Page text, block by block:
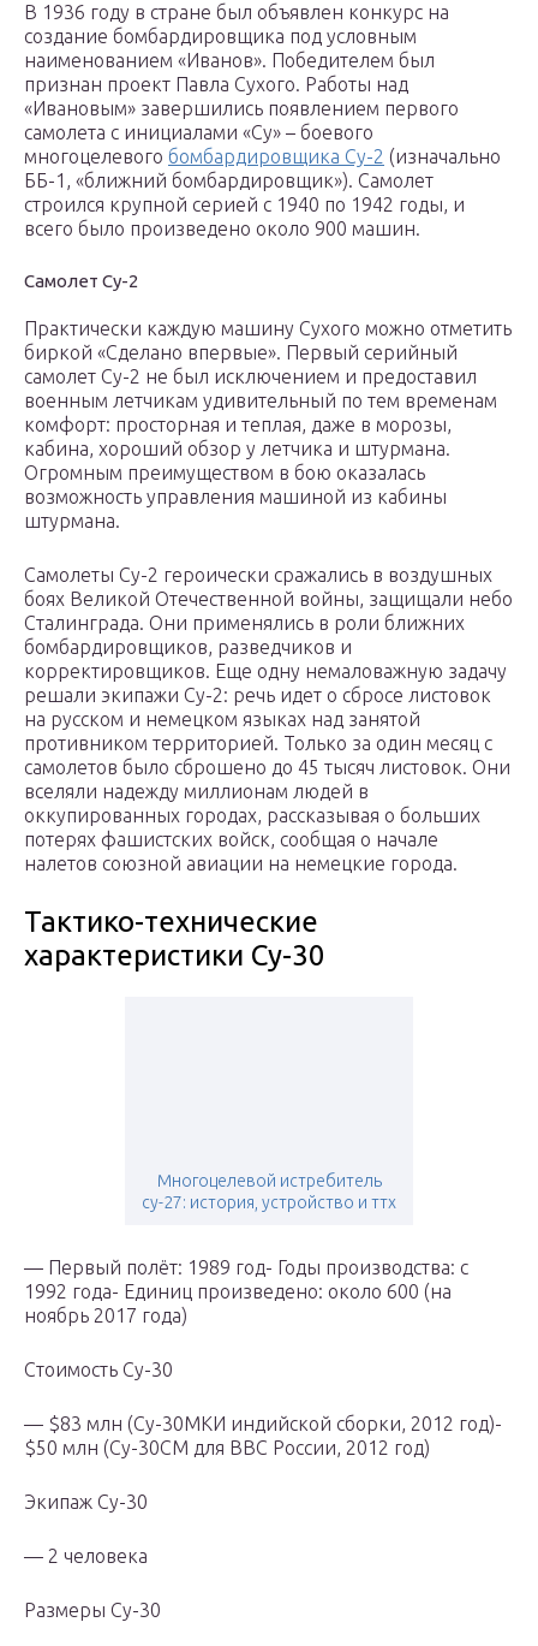
В 1936 году в стране был объявлен конкурс на
создание бомбардировщика под условным
наименованием «Иванов». Победителем был
признан проект Павла Сухого. Работы над
«Ивановым» завершились появлением первого
самолета с инициалами «Су» – боевого
многоцелевого бомбардировщика Су-2 (изначально
ББ-1, «ближний бомбардировщик»). Самолет
строился крупной серией с 1940 по 1942 годы, и
всего было произведено около 900 машин.
Самолет Су-2
Практически каждую машину Сухого можно отметить
биркой «Сделано впервые». Первый серийный
самолет Су-2 не был исключением и предоставил
военным летчикам удивительный по тем временам
комфорт: просторная и теплая, даже в морозы,
кабина, хороший обзор у летчика и штурмана.
Огромным преимуществом в бою оказалась
возможность управления машиной из кабины
штурмана.
Самолеты Су-2 героически сражались в воздушных
боях Великой Отечественной войны, защищали небо
Сталинграда. Они применялись в роли ближних
бомбардировщиков, разведчиков и
корректировщиков. Еще одну немаловажную задачу
решали экипажи Су-2: речь идет о сбросе листовок
на русском и немецком языках над занятой
противником территорией. Только за один месяц с
самолетов было сброшено до 45 тысяч листовок. Они
вселяли надежду миллионам людей в
оккупированных городах, рассказывая о больших
потерях фашистских войск, сообщая о начале
налетов союзной авиации на немецкие города.
Тактико-технические
характеристики Су-30
Многоцелевой истребитель
су-27: история, устройство и ттх
— Первый полёт: 1989 год- Годы производства: с
1992 года- Единиц произведено: около 600 (на
ноябрь 2017 года)
Стоимость Су-30
— $83 млн (Су-30МКИ индийской сборки, 2012 год)-
$50 млн (Су-30СМ для ВВС России, 2012 год)
Экипаж Су-30
— 2 человека
Размеры Су-30